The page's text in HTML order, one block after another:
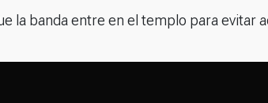
la banda entre en el templo para evitar